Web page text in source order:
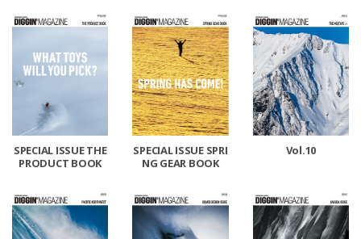
SPECIAL ISSUE THE
PRODUCT BOOK
SPECIAL ISSUE SPRI
NG GEAR BOOK
Vol.10